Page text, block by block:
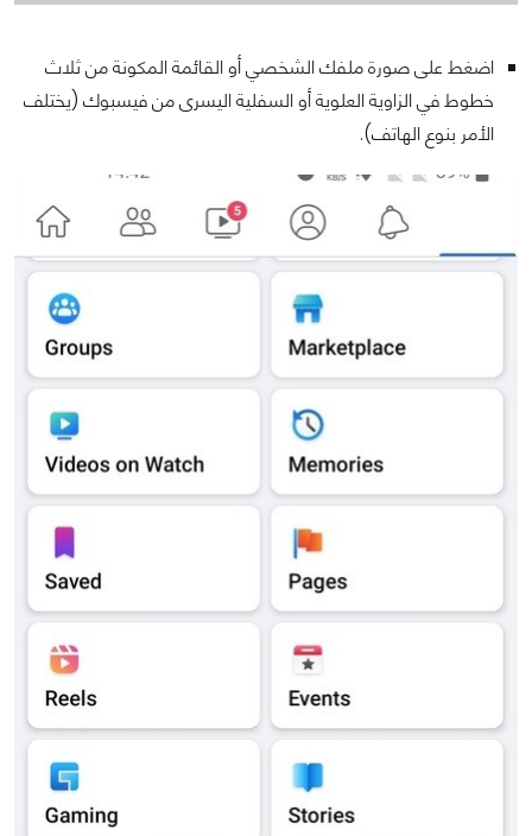
اضغط على صورة ملفك الشخصي أو القائمة المكونة من ثلاث
خطوط في الزاوية العلوية أو السفلية اليسرى من فيسبوك (يختلف
الأمر بنوع الهاتف).